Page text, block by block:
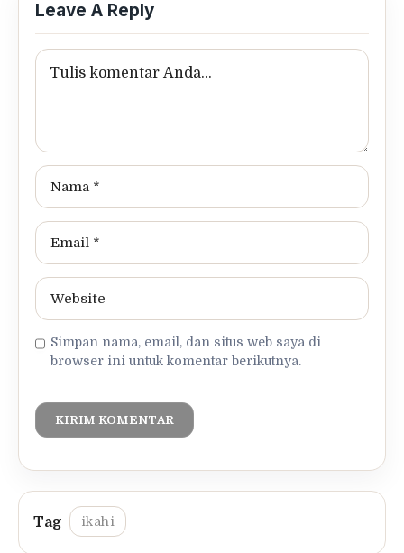
Leave A Reply
Simpan nama, email, dan situs web saya di
browser ini untuk komentar berikutnya.
ikahi